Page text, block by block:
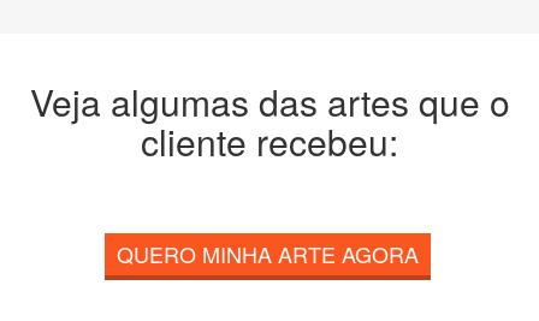
Veja algumas das artes que o
cliente recebeu:
QUERO MINHA ARTE AGORA